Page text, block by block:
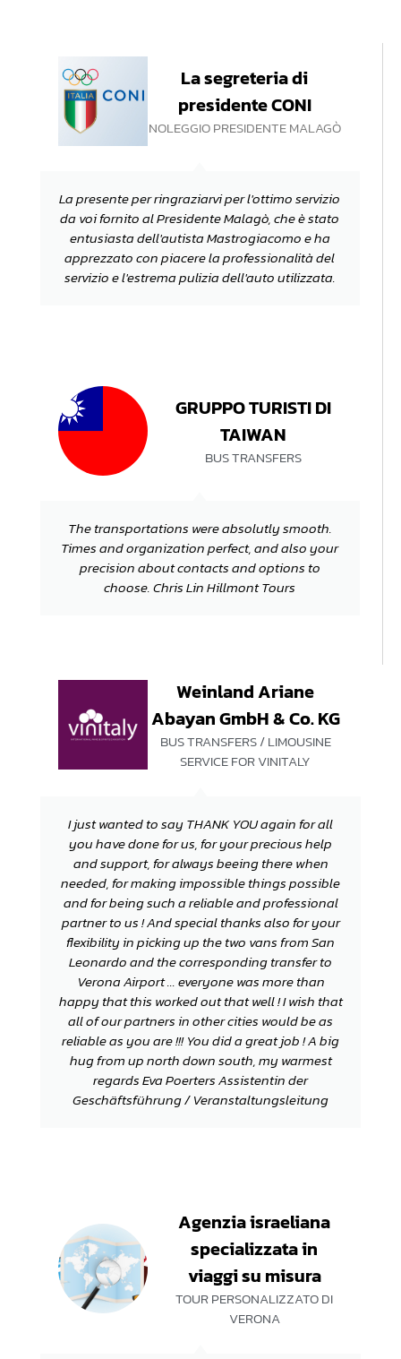
La presente per ringraziarvi per l'ottimo servizio
da voi fornito al Presidente Malagò, che è stato
entusiasta dell'autista Mastrogiacomo e ha
apprezzato con piacere la professionalità del
servizio e l'estrema pulizia dell'auto utilizzata.
La segreteria di
presidente CONI
NOLEGGIO PRESIDENTE MALAGÒ
The transportations were absolutly smooth.
Times and organization perfect, and also your
precision about contacts and options to
choose. Chris Lin Hillmont Tours
GRUPPO TURISTI DI
TAIWAN
BUS TRANSFERS
I just wanted to say THANK YOU again for all
you have done for us, for your precious help
and support, for always beeing there when
needed, for making impossible things possible
and for being such a reliable and professional
partner to us ! And special thanks also for your
flexibility in picking up the two vans from San
Leonardo and the corresponding transfer to
Verona Airport ... everyone was more than
happy that this worked out that well ! I wish that
all of our partners in other cities would be as
reliable as you are !!! You did a great job ! A big
hug from up north down south, my warmest
regards Eva Poerters Assistentin der
Geschäftsführung / Veranstaltungsleitung
Weinland Ariane
Abayan GmbH & Co. KG
BUS TRANSFERS / LIMOUSINE
SERVICE FOR VINITALY
Agenzia israeliana
specializzata in
viaggi su misura
TOUR PERSONALIZZATO DI
VERONA